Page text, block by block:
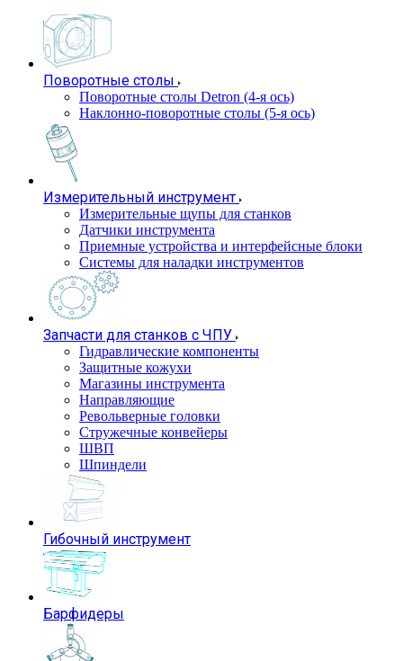
Поворотные столы
Поворотные столы Detron (4-я ось)
Наклонно-поворотные столы (5-я ось)
Измерительный инструмент
Измерительные щупы для станков
Датчики инструмента
Приемные устройства и интерфейсные блоки
Системы для наладки инструментов
Запчасти для станков с ЧПУ
Гидравлические компоненты
Защитные кожухи
Магазины инструмента
Направляющие
Револьверные головки
Стружечные конвейеры
ШВП
Шпиндели
Гибочный инструмент
Барфидеры